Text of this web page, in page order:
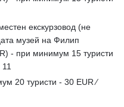
екскурзовод (не
музей на Филип
- при минимум 15 туристи
20 туристи - 30 EUR ∕